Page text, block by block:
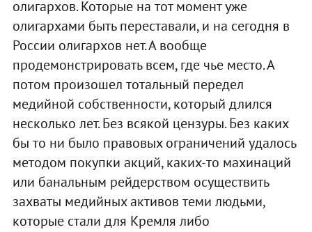
олигархов. Которые на тот момент уже
олигархами быть переставали, и на сегодня в
России олигархов нет. А вообще
продемонстрировать всем, где чье место. А
потом произошел тотальный передел
медийной собственности, который длился
несколько лет. Без всякой цензуры. Без каких
бы то ни было правовых ограничений удалось
методом покупки акций, каких-то махинаций
или банальным рейдерством осуществить
захваты медийных активов теми людьми,
которые стали для Кремля либо